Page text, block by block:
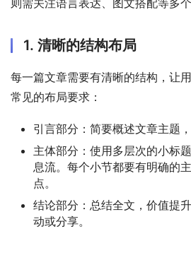
则需关注语言表达、图文搭配等多个
1. 清晰的结构布局
每一篇文章需要有清晰的结构，让
常见的布局要求：
引言部分：简要概述文章主题
主体部分：使用多层次的小标
息流。每个小节都要有明确的
点。
结论部分：总结全文，价值提
动或分享。